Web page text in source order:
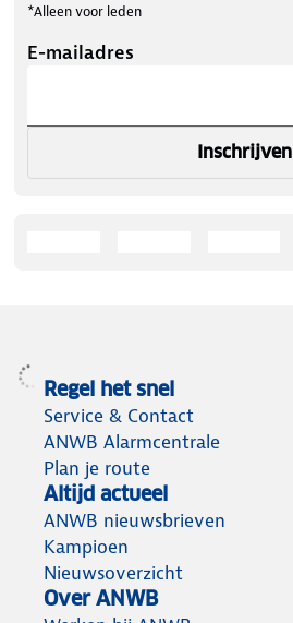
*Alleen voor leden
E-mailadres
Inschrijven
Regel het snel
Service & Contact
ANWB Alarmcentrale
Plan je route
Altijd actueel
ANWB nieuwsbrieven
Kampioen
Nieuwsoverzicht
Over ANWB